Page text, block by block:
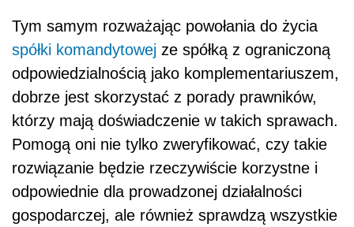
Tym samym rozważając powołania do życia
spółki komandytowej ze spółką z ograniczoną
odpowiedzialnością jako komplementariuszem,
dobrze jest skorzystać z porady prawników,
którzy mają doświadczenie w takich sprawach.
Pomogą oni nie tylko zweryfikować, czy takie
rozwiązanie będzie rzeczywiście korzystne i
odpowiednie dla prowadzonej działalności
gospodarczej, ale również sprawdzą wszystkie